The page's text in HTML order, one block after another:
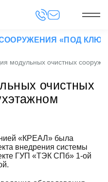
«ПОД
модульных очистных
очистных
«КРЕАЛ» была
внедрения системы
ГУП «ТЭК СПб» 1-ой